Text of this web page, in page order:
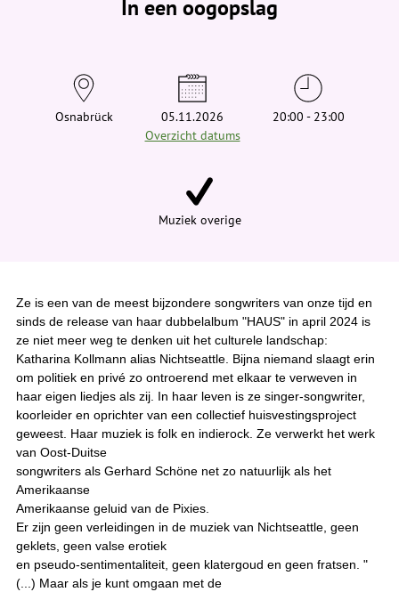
i
In een oogopslag
Osnabrück
05.11.2026
Overzicht datums
20:00 - 23:00
Muziek overige
Ze is een van de meest bijzondere songwriters van onze tijd en
sinds de release van haar dubbelalbum "HAUS" in april 2024 is
ze niet meer weg te denken uit het culturele landschap:
Katharina Kollmann alias Nichtseattle. Bijna niemand slaagt erin
om politiek en privé zo ontroerend met elkaar te verweven in
haar eigen liedjes als zij. In haar leven is ze singer-songwriter,
koorleider en oprichter van een collectief huisvestingsproject
geweest. Haar muziek is folk en indierock. Ze verwerkt het werk
van Oost-Duitse
songwriters als Gerhard Schöne net zo natuurlijk als het
Amerikaanse
Amerikaanse geluid van de Pixies.
Er zijn geen verleidingen in de muziek van Nichtseattle, geen
geklets, geen valse erotiek
en pseudo-sentimentaliteit, geen klatergoud en geen fratsen. "
(...) Maar als je kunt omgaan met de